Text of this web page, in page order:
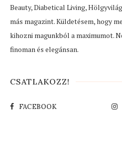
Beauty, Diabetical Living,
más magazint. Küldetésem, hogy
kihozni magunkból a maximumot.
finoman és elegánsan.
CSATLAKOZZ!
FACEBOOK